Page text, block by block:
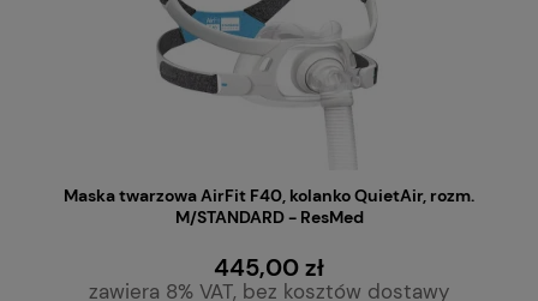
Maska twarzowa AirFit F40, kolanko QuietAir, rozm.
M/STANDARD - ResMed
445,00 zł
zawiera 8% VAT, bez kosztów dostawy